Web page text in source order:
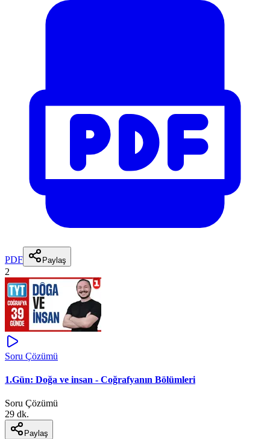
PDF Paylaş
2
Soru Çözümü
1.Gün: Doğa ve insan - Coğrafyanın Bölümleri
Soru Çözümü
29 dk.
Paylaş